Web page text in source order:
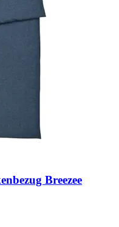
Breezee